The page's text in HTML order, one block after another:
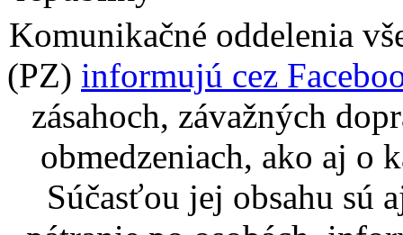
Komunikačné oddelenia
(PZ) informujú cez
zásahoch, závažných
obmedzeniach, ako aj o
Súčasťou jej obsahu sú